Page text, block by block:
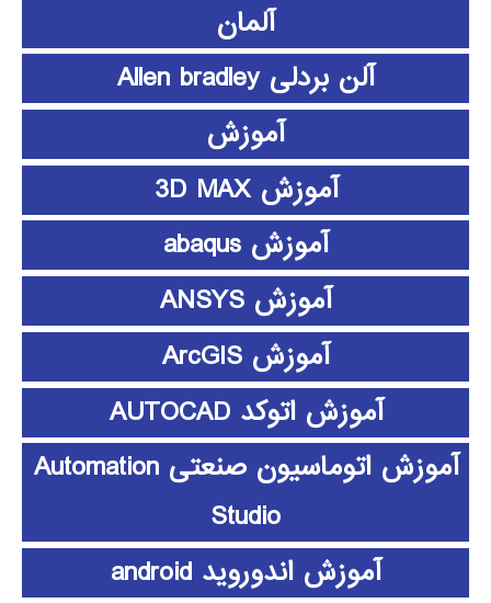
آلمان
آلن بردلی Allen bradley
آموزش
آموزش 3D MAX
آموزش abaqus
آموزش ANSYS
آموزش ArcGIS
آموزش اتوکد AUTOCAD
آموزش اتوماسیون صنعتی Automation
Studio
آموزش اندوروید android